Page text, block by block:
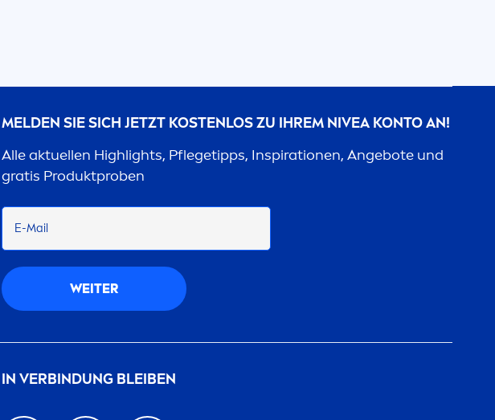
MELDEN SIE SICH JETZT KOSTENLOS ZU IHREM NIVEA KONTO AN!
Alle aktuellen Highlights, Pflegetipps, Inspirationen, Angebote und
gratis Produktproben
E-Mail
WEITER
IN VERBINDUNG BLEIBEN